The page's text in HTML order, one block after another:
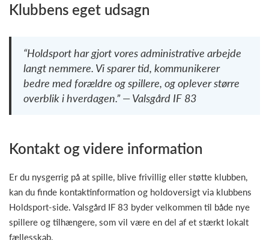
Klubbens eget udsagn
“Holdsport har gjort vores administrative arbejde
langt nemmere. Vi sparer tid, kommunikerer
bedre med forældre og spillere, og oplever større
overblik i hverdagen.” — Valsgård IF 83
Kontakt og videre information
Er du nysgerrig på at spille, blive frivillig eller støtte klubben,
kan du finde kontaktinformation og holdoversigt via klubbens
Holdsport-side. Valsgård IF 83 byder velkommen til både nye
spillere og tilhængere, som vil være en del af et stærkt lokalt
fællesskab.